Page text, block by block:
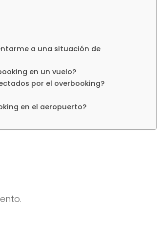
a una situación de
en un vuelo?
por el overbooking?
en el aeropuerto?